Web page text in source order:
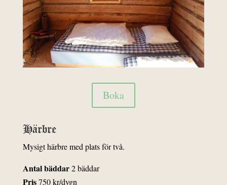
Boka
Härbre
Mysigt härbre med plats för två.
Antal bäddar2 bäddar
Pris750 kr/dygn